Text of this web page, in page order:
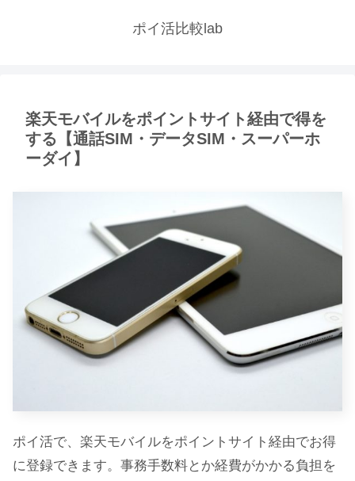
ポイ活比較lab
楽天モバイルをポイントサイト経由で得を
する【通話SIM・データSIM・スーパーホ
ーダイ】
ポイ活で、楽天モバイルをポイントサイト経由でお得
に登録できます。事務手数料とか経費がかかる負担を